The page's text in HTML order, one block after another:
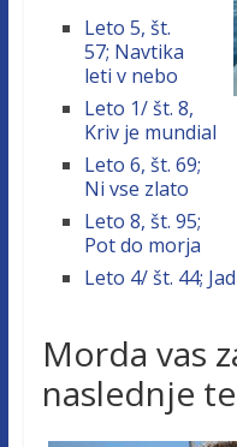
Leto 5, št.
57; Navtika
leti v nebo
Leto 1/ št. 8,
Kriv je mundial
Leto 6, št. 69;
Ni vse zlato
Leto 8, št. 95;
Pot do morja
Leto 4/ št. 44;
Morda vas
naslednje